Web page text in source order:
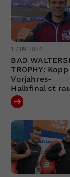
17.09.2024
BAD
TROPHY:
Vorjahres-
Halbfinalist